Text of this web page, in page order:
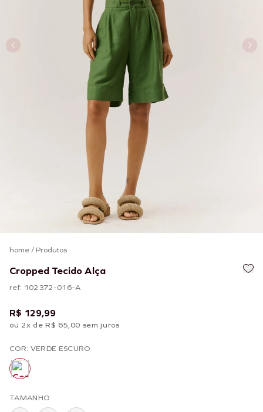
home/ Produtos
Cropped Tecido Alça
ref: 102372-016-A
R$ 129,99
ou 2x de R$ 65,00 sem juros
COR: VERDE ESCURO
TAMANHO